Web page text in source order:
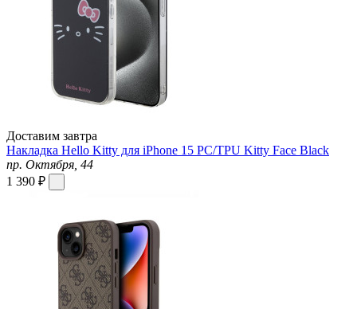
Доставим завтра
Накладка Hello Kitty для iPhone 15 PC/TPU Kitty Face Black
пр. Октября, 44
1 390 ₽